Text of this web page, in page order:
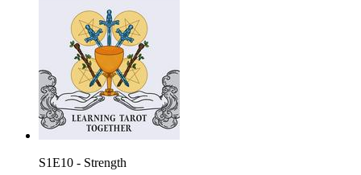
S1E10 - Strength